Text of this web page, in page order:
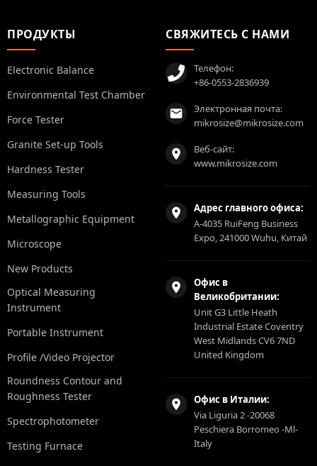
ПРОДУКТЫ
Electronic Balance
Environmental Test Chamber
Force Tester
Granite Set-up Tools
Hardness Tester
Measuring Tools
Metallographic Equipment
Microscope
New Products
Optical Measuring
Instrument
Portable Instrument
Profile /Video Projector
Roundness Contour and
Roughness Tester
Spectrophotometer
Testing Furnace
СВЯЖИТЕСЬ С НАМИ
Телефон:
+86-0553-2836939
Электронная почта:
mikrosize@mikrosize.com
Веб-сайт:
www.mikrosize.com
Адрес главного офиса:
A-4035 RuiFeng Business
Expo, 241000 Wuhu, Китай
Офис в
Великобритании:
Unit G3 Little Heath
Industrial Estate Coventry
West Midlands CV6 7ND
United Kingdom
Офис в Италии:
Via Liguria 2 -20068
Peschiera Borromeo -Ml-
Italy